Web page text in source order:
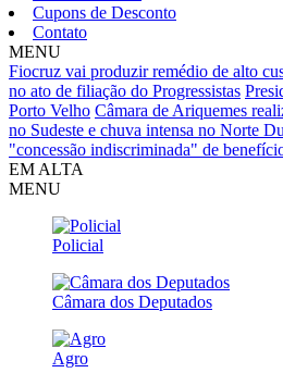
Cupons de Desconto
Contato
MENU
Fiocruz vai produzir remédio de alto
no ato de filiação do Progressistas
Porto Velho Câmara de Ariquemes
no Sudeste e chuva intensa no Norte
"concessão indiscriminada" de
EM ALTA
MENU
Policial
Câmara dos Deputados
Agro